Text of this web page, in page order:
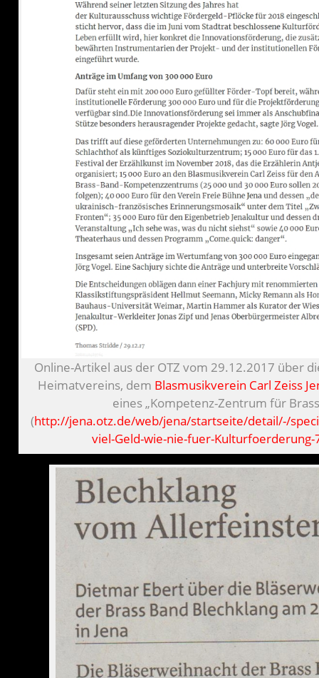
Online-Artikel aus der OTZ vom 29.12.2017 über
Heimatvereins, dem Blasmusikverein Carl Zeiss
eines „Kompetenz-Zentrum für
(http://jena.otz.de/web/jena/startseite/detail/-/
viel-Geld-wie-nie-fuer-